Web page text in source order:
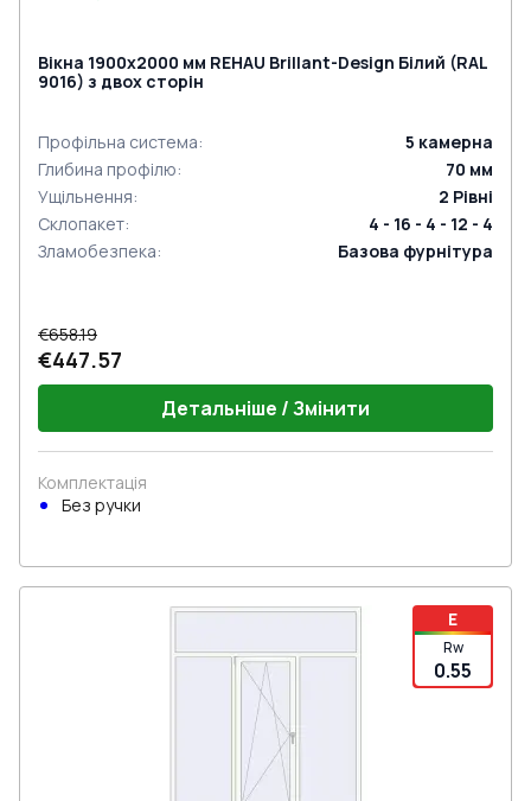
Вікна 1900x2000 мм REHAU Brillant-Design Білий (RAL
9016) з двох сторін
Профільна система: 5 камерна
Глибина профілю: 70 мм
Ущільнення: 2 Рівні
Склопакет:
4 - 16 - 4 - 12 - 4
Зламобезпека: Базова фурнітура
€658.19
€447.57
Детальніше / Змінити
Комплектація
Без ручки
E
Rw
0.55